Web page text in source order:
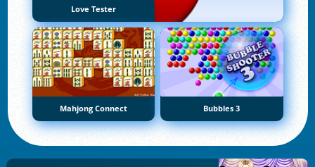
Love Tester
Mahjong Connect Bubbles 3